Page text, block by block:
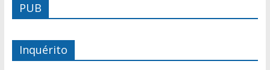
PUB
Inquérito